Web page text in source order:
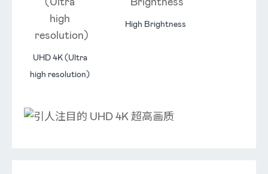
UHD 4K (Ultra
high resolution)
High Brightness